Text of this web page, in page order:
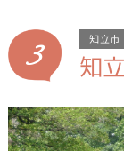
知立市
知
3